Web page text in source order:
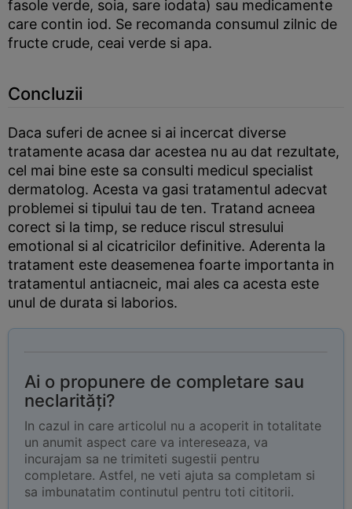
fasole verde, soia, sare iodata) sau medicamente
care contin iod. Se recomanda consumul zilnic de
fructe crude, ceai verde si apa.
Concluzii
Daca suferi de acnee si ai incercat diverse
tratamente acasa dar acestea nu au dat rezultate,
cel mai bine este sa consulti medicul specialist
dermatolog. Acesta va gasi tratamentul adecvat
problemei si tipului tau de ten. Tratand acneea
corect si la timp, se reduce riscul stresului
emotional si al cicatricilor definitive. Aderenta la
tratament este deasemenea foarte importanta in
tratamentul antiacneic, mai ales ca acesta este
unul de durata si laborios.
Ai o propunere de completare sau
neclarități?
In cazul in care articolul nu a acoperit in totalitate
un anumit aspect care va intereseaza, va
incurajam sa ne trimiteti sugestii pentru
completare. Astfel, ne veti ajuta sa completam si
sa imbunatatim continutul pentru toti cititorii.